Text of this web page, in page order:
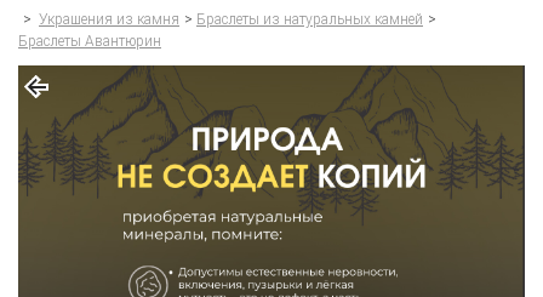
> Украшения из камня > Браслеты из натуральных камней >
Браслеты Авантюрин